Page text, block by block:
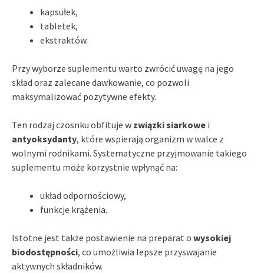
kapsułek,
tabletek,
ekstraktów.
Przy wyborze suplementu warto zwrócić uwagę na jego
skład oraz zalecane dawkowanie, co pozwoli
maksymalizować pozytywne efekty.
Ten rodzaj czosnku obfituje w związki siarkowe i
antyoksydanty, które wspierają organizm w walce z
wolnymi rodnikami. Systematyczne przyjmowanie takiego
suplementu może korzystnie wpłynąć na:
układ odpornościowy,
funkcje krążenia.
Istotne jest także postawienie na preparat o wysokiej
biodostępności, co umożliwia lepsze przyswajanie
aktywnych składników.